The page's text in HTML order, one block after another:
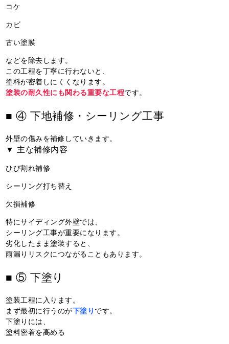
コケ
カビ
古い塗膜
などを除去します。
この工程を丁寧に行わないと、
塗料が密着しにくくなります。
塗装の耐久性にも関わる重要な工程です。
■ ④ 下地補修・シーリング工事
外壁の傷みを補修していきます。
▼ 主な補修内容
ひび割れ補修
シーリング打ち替え
欠損補修
特にサイディング外壁では、
シーリング工事が重要になります。
劣化したまま塗装すると、
雨漏りリスクにつながることもあります。
■ ⑤ 下塗り
塗装工程に入ります。
まず最初に行うのが下塗り です。
下塗りには、
塗料密着を高める